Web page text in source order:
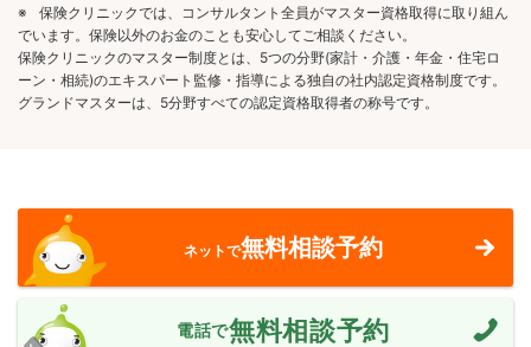
※
保険クリニックでは、コンサルタント全員がマスター資格取得に取り組ん
でいます。保険以外のお金のことも安心してご相談ください。
保険クリニックのマスター制度とは、5つの分野(家計・介護・年金・住宅ロ
ーン・相続)のエキスパート監修・指導による独自の社内認定資格制度です。
グランドマスターは、5分野すべての認定資格取得者の称号です。
ネットで無料相談予約
電話で無料相談予約